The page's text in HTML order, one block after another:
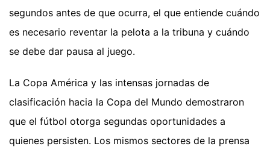
segundos antes de que ocurra, el que entiende cuándo
es necesario reventar la pelota a la tribuna y cuándo
se debe dar pausa al juego.
La Copa América y las intensas jornadas de
clasificación hacia la Copa del Mundo demostraron
que el fútbol otorga segundas oportunidades a
quienes persisten. Los mismos sectores de la prensa